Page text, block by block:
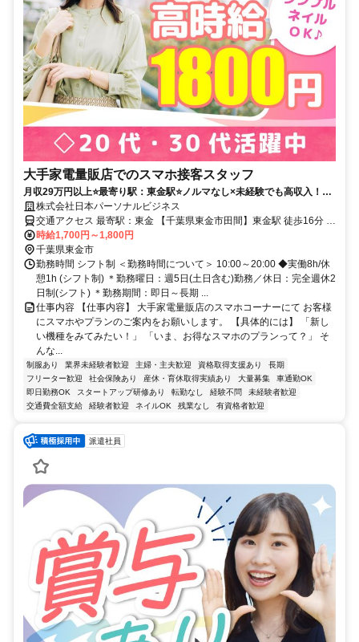
大手家電量販店でのスマホ接客スタッフ
月収29万円以上⭐️最寄り駅：東金駅⭐️ノルマなし×未経験でも高収入！勤
務開始時間はゆっくり〇✨最短2日後からスタートOK！
株式会社日本パーソナルビジネス
交通アクセス 最寄駅：東金 【千葉県東金市田間】東金駅 徒歩16分 ★
山武市、大網白里町、九十九里町、茂原市、八街市、千葉市緑区、横
芝光町、千葉市中央区、千葉市若葉区、匝瑳市など周辺エリアから通
勤するスタッフがたくさんいますよ(^^)
時給1,700円～1,800円
千葉県東金市
勤務時間 シフト制 ＜勤務時間について＞ 10:00～20:00 ◆実働8h/休
憩1h (シフト制) ＊勤務曜日：週5日(土日含む)勤務／休日：完全週休2
日制(シフト) ＊勤務期間：即日～長期 ...
仕事内容 【仕事内容】 大手家電量販店のスマホコーナーにて お客様
にスマホやプランのご案内をお願いします。 【具体的には】 「新し
い機種をみてみたい！」 「いま、お得なスマホのプランって？」 そ
んな...
制服あり 業界未経験者歓迎 主婦・主夫歓迎 資格取得支援あり
長期
フリーター歓迎
社会保険あり 産休・育休取得実績あり 大量募集
車通勤OK
即日勤務OK
スタートアップ研修あり 転勤なし 経験不問
未経験者歓迎
交通費全額支給
経験者歓迎 ネイルOK 残業なし 有資格者歓迎
派遣社員